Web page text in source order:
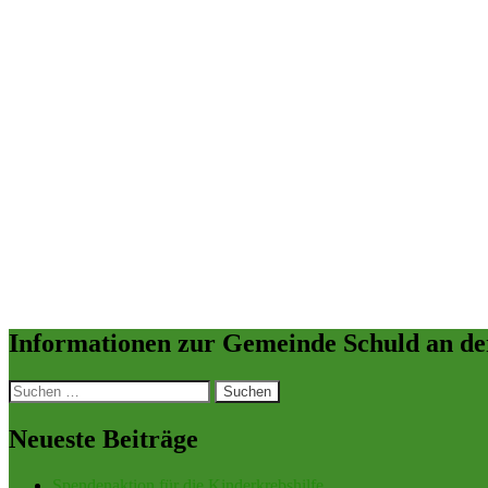
Informationen zur Gemeinde Schuld an
Suchen
nach:
Neueste Beiträge